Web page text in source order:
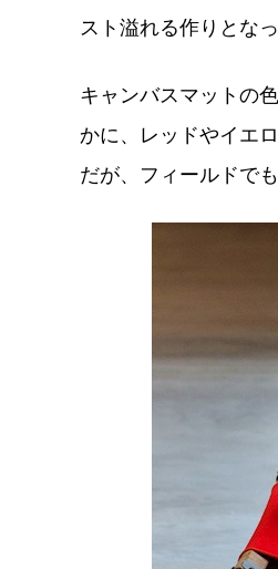
スト溢れる作りとなっ
キャンバスマットの
かに、レッドやイエ
だが、フィールドで